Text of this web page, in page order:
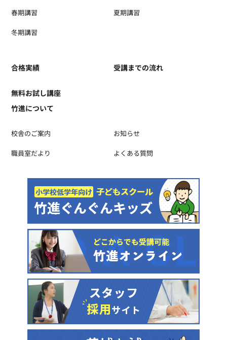
春期講習 夏期講習
冬期講習
合格実績 受講までの流れ
無料お試し講座
竹進について
校舎のご案内 お知らせ
職員室だより よくある質問